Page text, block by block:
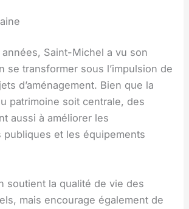
Saint-Michel a vu son
se transformer sous l’impulsion de
d’aménagement. Bien que la
patrimoine soit centrale, des
aussi à améliorer les
publiques et les équipements
soutient la qualité de vie des
mais encourage également de